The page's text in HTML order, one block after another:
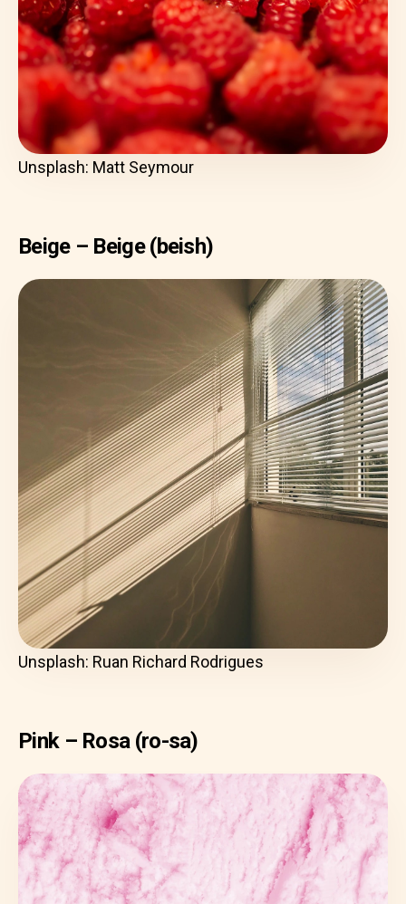
Unsplash: Matt Seymour
Beige – Beige (beish)
Unsplash: Ruan Richard Rodrigues
Pink – Rosa (ro-sa)